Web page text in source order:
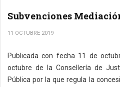
Subvenciones
11 OCTUBRE 2019
Publicada con fecha 11 de
octubre de la Consellería de
Pública por la que regula la